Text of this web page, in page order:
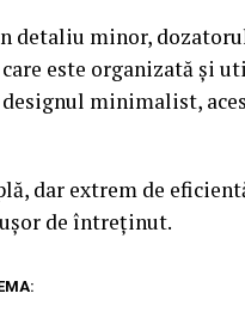
detaliu minor,
este organizată și
minimalist,
dar extrem de
de întreținut.